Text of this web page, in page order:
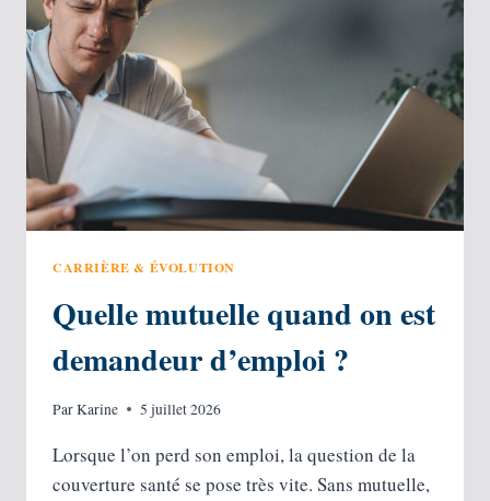
BILAN
DE
COMPÉTENCES
CARRIÈRE & ÉVOLUTION
Quelle mutuelle quand on est
demandeur d’emploi ?
ParKarine 5 juillet 2026
Lorsque l’on perd son emploi, la question de la
couverture santé se pose très vite. Sans mutuelle,